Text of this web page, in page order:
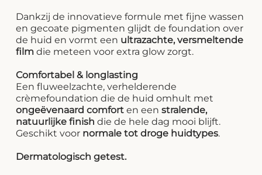
Dankzij de innovatieve formule met fijne wassen
en gecoate pigmenten glijdt de foundation over
de huid en vormt een ultrazachte, versmeltende
film die meteen voor extra glow zorgt.
Comfortabel & longlasting
Een fluweelzachte, verhelderende
crèmefoundation die de huid omhult met
ongeëvenaard comfort en eenstralende,
natuurlijke finish die de hele dag mooi blijft.
Geschikt voor normale tot droge huidtypes.
Dermatologisch getest.